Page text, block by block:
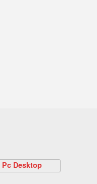
Pc Desktop